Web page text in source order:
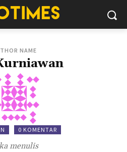
NAME
0 KOMENTAR
menulis